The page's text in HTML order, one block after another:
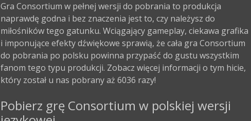
Gra Consortium w pełnej wersji do pobrania to produkcja
naprawdę godna i bez znaczenia jest to, czy należysz do
miłośników tego gatunku. Wciągający gameplay, ciekawa grafika
i imponujące efekty dźwiękowe sprawią, że cała gra Consortium
do pobrania po polsku powinna przypaść do gustu wszystkim
fanom tego typu produkcji. Zobacz więcej informacji o tym hicie,
który został u nas pobrany aż 6036 razy!
Pobierz grę Consortium w polskiej wersji